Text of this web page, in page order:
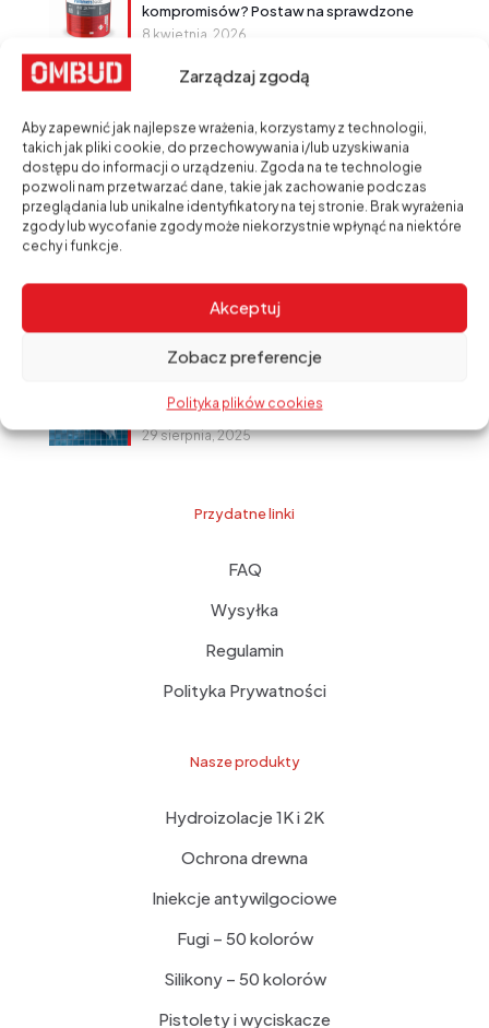
Zarządzaj zgodą
Aby zapewnić jak najlepsze wrażenia, korzystamy z technologii,
takich jak pliki cookie, do przechowywania i/lub uzyskiwania
dostępu do informacji o urządzeniu. Zgoda na te technologie
pozwoli nam przetwarzać dane, takie jak zachowanie podczas
przeglądania lub unikalne identyfikatory na tej stronie. Brak wyrażenia
zgody lub wycofanie zgody może niekorzystnie wpłynąć na niektóre
cechy i funkcje.
Akceptuj
Zobacz preferencje
Polityka plików cookies
kompromisów? Postaw na sprawdzone
rozwiązanie!
8 kwietnia, 2026
Sika® Construction+ – profesjonalny
Powłoki bitumiczne Sika®
18 września, 2025
Izolacje przeciwwodne – skuteczna
Hydroizolacja piwnicy – jak skutecznie
zabezpieczyć mury przed wilgocią?
30 sierpnia, 2025
Fugi Kerakoll – perfekcyjne wykończenie
w każdym kolorze
29 sierpnia, 2025
Przydatne linki
FAQ
Wysyłka
Regulamin
Polityka Prywatności
Nasze produkty
Hydroizolacje 1K i 2K
Ochrona drewna
Iniekcje antywilgociowe
Fugi – 50 kolorów
Silikony – 50 kolorów
Pistolety i wyciskacze